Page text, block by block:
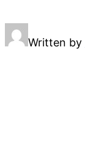
Written by